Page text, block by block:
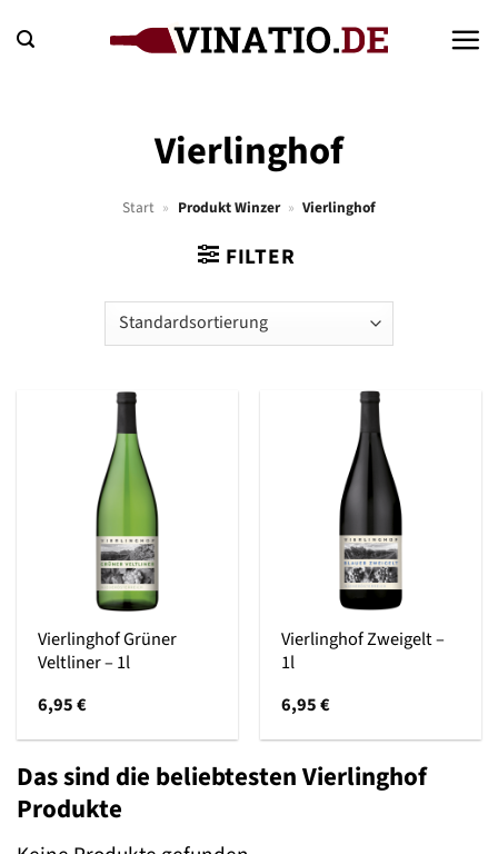
Inhalt
Vierlinghof
Start » Produkt Winzer » Vierlinghof
FILTER
Vierlinghof Grüner
Veltliner – 1l
6,95€
Vierlinghof Zweigelt –
1l
6,95€
Das sind die beliebtesten Vierlinghof
Produkte